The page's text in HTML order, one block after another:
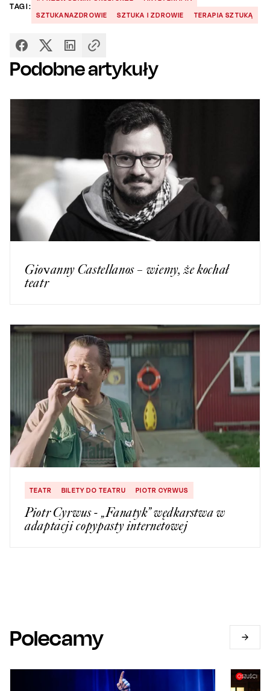
TAGI:
SZTUKANAZDROWIE
SZTUKA I ZDROWIE TERAPIA SZTUKĄ
Podobne artykuły
Giovanny Castellanos – wiemy, że kochał
teatr
TEATR BILETY DO TEATRU PIOTR CYRWUS
Piotr Cyrwus - „Fanatyk” wędkarstwa w
adaptacji copypasty internetowej
Polecamy